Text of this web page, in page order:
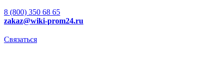
8 (800) 350 68 65
zakaz@wiki-prom24.ru
Связаться